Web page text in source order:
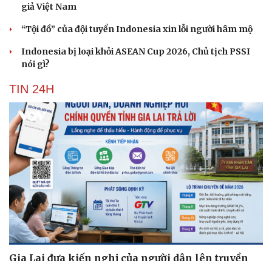
Cải chính
giả Việt Nam
“Tội đồ” của đội tuyển Indonesia xin lỗi người hâm mộ
Indonesia bị loại khỏi ASEAN Cup 2026, Chủ tịch PSSI
nói gì?
TIN 24H
Gia Lai đưa kiến nghị của người dân lên truyền